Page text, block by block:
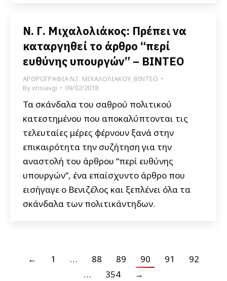
Ν. Γ. Μιχαλολιάκος: Πρέπει να
καταργηθεί το άρθρο “περί
ευθύνης υπουργών” – ΒΙΝΤΕΟ
ΑΡΘΡΟΓΡΑΦΙΑ Ν.Γ. ΜΙΧΑΛΟΛΙΑΚΟΥ, ΒΙΝΤΕΟ
Byxrisiavgi 09/02/2018
Τα σκάνδαλα του σαθρού πολιτικού
κατεστημένου που αποκαλύπτονται τις
τελευταίες μέρες φέρνουν ξανά στην
επικαιρότητα την συζήτηση για την
αναστολή του άρθρου “περί ευθύνης
υπουργών”, ένα επαίσχυντο άρθρο που
εισήγαγε ο Βενιζέλος και ξεπλένει όλα τα
σκάνδαλα των πολιτικάντηδων.
← 1 … 88 89 90 91
92
…
354 →